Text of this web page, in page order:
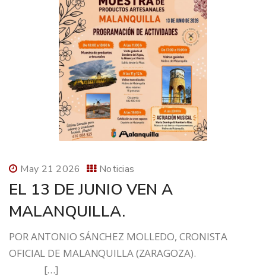
May 21 2026 Noticias
EL 13 DE JUNIO VEN A
MALANQUILLA.
POR ANTONIO SÁNCHEZ MOLLEDO, CRONISTA
OFICIAL DE MALANQUILLA (ZARAGOZA).
[…]